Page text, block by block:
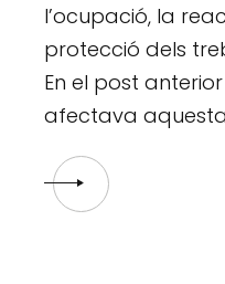
l’ocupació, la
protecció dels
En el post
afectava